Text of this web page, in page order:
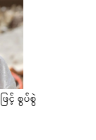
င့် စွပ်စွဲ